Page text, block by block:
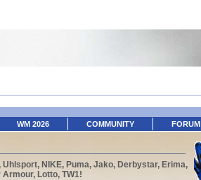
WM 2026 COMMUNITY FORUM
Uhlsport, NIKE, Puma, Jako, Derbystar, Erima,
Lotto, TW1!